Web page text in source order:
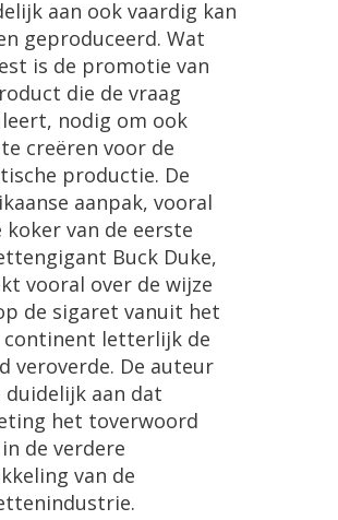
aan ook vaardig kan
geproduceerd. Wat
is de promotie van
die de vraag
, nodig om ook
te creëren voor de
productie. De
aanpak, vooral
koker van de eerste
Buck Duke,
vooral over de wijze
de sigaret vanuit het
continent letterlijk de
veroverde. De auteur
duidelijk aan dat
het toverwoord
in de verdere
van de
.